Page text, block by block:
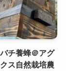
チ養蜂＠アグ
ス自然栽培農